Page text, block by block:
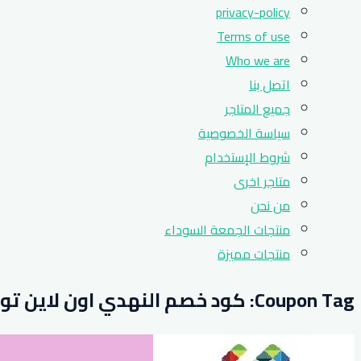
privacy-policy
Terms of use
Who we are
اتصل بنا
جميع المتاجر
سياسة الخصوصية
شروط الإستخدام
متاجر اخرى
من نحن
منتجات الجمعة السوداء
منتجات مميزة
Coupon Tag: كود خصم النهدي اون لاين